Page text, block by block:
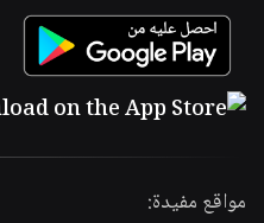
مواقع مفيدة: